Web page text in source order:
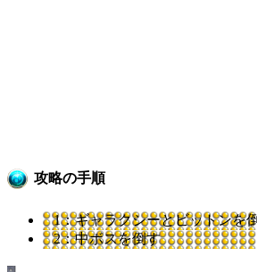
攻略の手順
1：ギャラクシーとビットンを
2：中ボスを倒す